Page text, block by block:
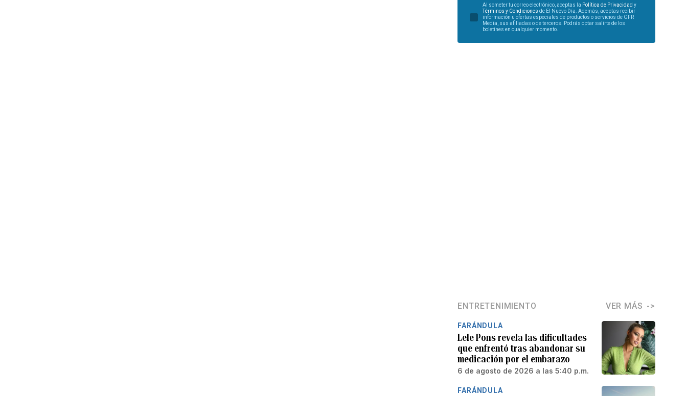
Al someter tu correo electrónico, aceptas la Política de Privacidad y
Términos y Condiciones de El Nuevo Día. Además, aceptas recibir
información u ofertas especiales de productos o servicios de GFR
Media, sus afiliadas o de terceros. Podrás optar salirte de los
boletines en cualquier momento.
ENTRETENIMIENTO VER MÁS
FARÁNDULA
Lele Pons revela las dificultades
que enfrentó tras abandonar su
medicación por el embarazo
6 de agosto de 2026 a las 5:40 p.m.
FARÁNDULA